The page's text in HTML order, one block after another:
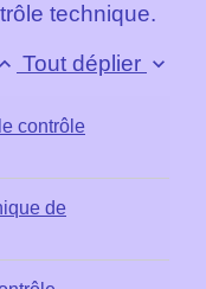
technique.
keyboard_arrow_up Tout déplier keyboard_arrow_down
contrôle
de